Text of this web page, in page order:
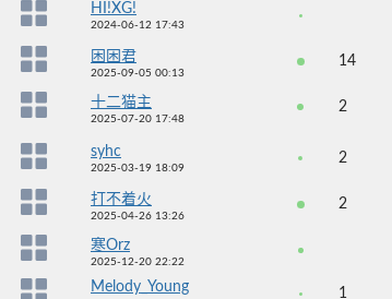
HI!XG!
2024-06-12 17:43
困困君
2025-09-05 00:13
14
十二猫主
2025-07-20 17:48
2
syhc
2025-03-19 18:09
2
打不着火
2025-04-26 13:26
2
寒Orz
2025-12-20 22:22
Melody_Young 1